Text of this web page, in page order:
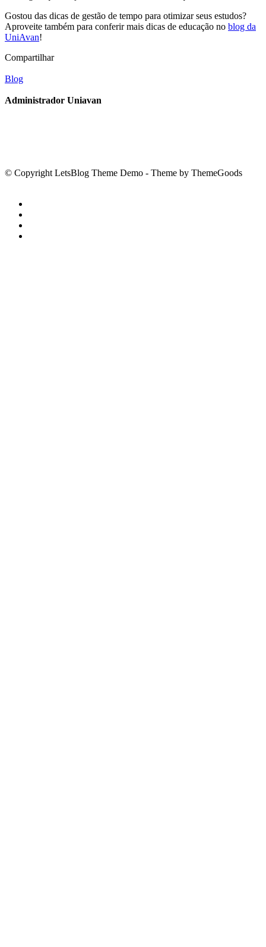
Gostou das dicas de gestão de tempo para otimizar seus estudos?
Aproveite também para conferir mais dicas de educação no blog da
UniAvan!
Compartilhar
Blog
Administrador Uniavan
© Copyright LetsBlog Theme Demo - Theme by ThemeGoods